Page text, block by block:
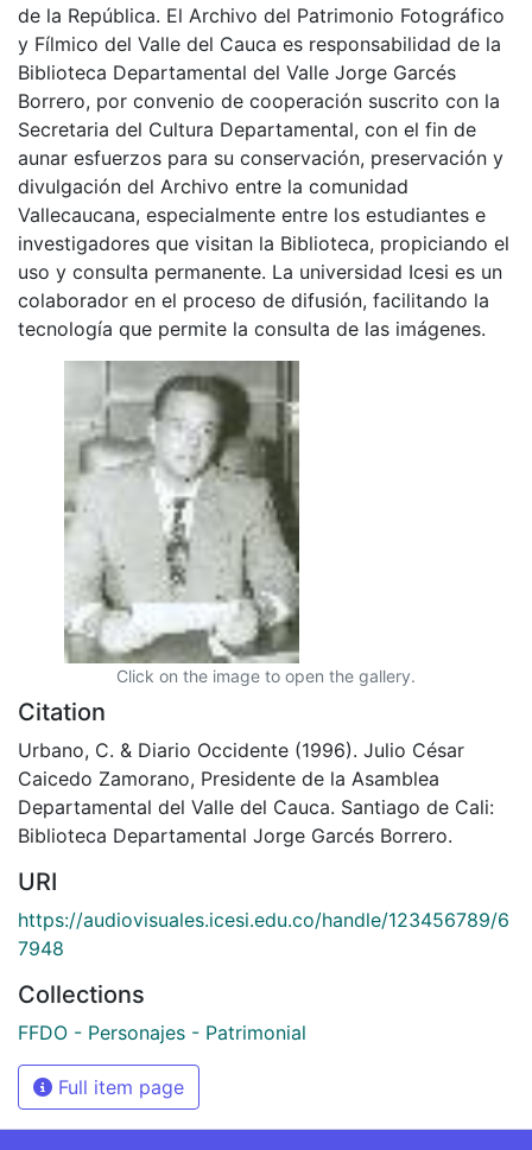
de la República. El Archivo del Patrimonio Fotográfico
y Fílmico del Valle del Cauca es responsabilidad de la
Biblioteca Departamental del Valle Jorge Garcés
Borrero, por convenio de cooperación suscrito con la
Secretaria del Cultura Departamental, con el fin de
aunar esfuerzos para su conservación, preservación y
divulgación del Archivo entre la comunidad
Vallecaucana, especialmente entre los estudiantes e
investigadores que visitan la Biblioteca, propiciando el
uso y consulta permanente. La universidad Icesi es un
colaborador en el proceso de difusión, facilitando la
tecnología que permite la consulta de las imágenes.
Click on the image to open the gallery.
Citation
Urbano, C. & Diario Occidente (1996). Julio César
Caicedo Zamorano, Presidente de la Asamblea
Departamental del Valle del Cauca. Santiago de Cali:
Biblioteca Departamental Jorge Garcés Borrero.
URI
https://audiovisuales.icesi.edu.co/handle/123456789/6
7948
Collections
FFDO - Personajes - Patrimonial
Full item page